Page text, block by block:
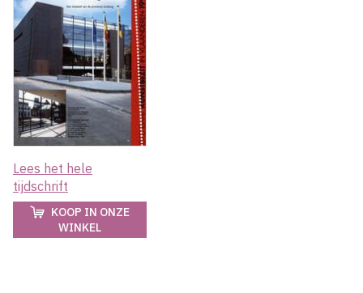
Lees het hele
tijdschrift
KOOP IN ONZE
WINKEL